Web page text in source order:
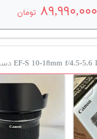
۸۹,۹۹۰,۰۰۰ تومان